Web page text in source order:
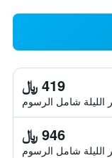
419 ﷼
الليلة شامل الرسوم
946 ﷼
الليلة شامل الرسوم